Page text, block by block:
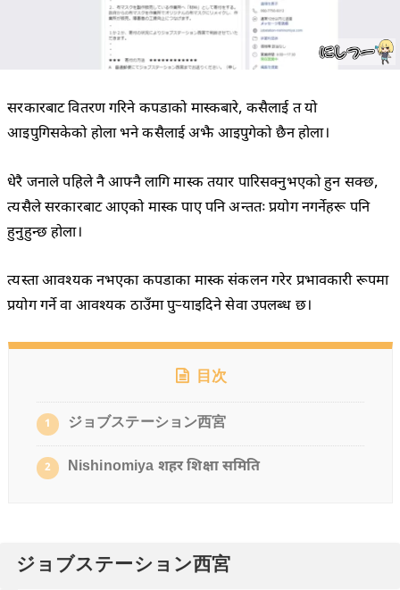
सरकारबाट वितरण गरिने कपडाको मास्कबारे, कसैलाई त यो
आइपुगिसकेको होला भने कसैलाई अझै आइपुगेको छैन होला।
धेरै जनाले पहिले नै आफ्नै लागि मास्क तयार पारिसक्नुभएको हुन सक्छ,
त्यसैले सरकारबाट आएको मास्क पाए पनि अन्ततः प्रयोग नगर्नेहरू पनि
हुनुहुन्छ होला।
त्यस्ता आवश्यक नभएका कपडाका मास्क संकलन गरेर प्रभावकारी रूपमा
प्रयोग गर्ने वा आवश्यक ठाउँमा पुर्‍याइदिने सेवा उपलब्ध छ।
目次
1 ジョブステーション西宮
2 Nishinomiya शहर शिक्षा समिति
ジョブステーション西宮